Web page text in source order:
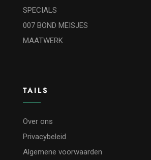
SPECIALS
007 BOND MEISJES
MAATWERK
TAILS
Over ons
Privacybeleid
Algemene voorwaarden